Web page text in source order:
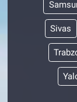
Sivas
Teknoloji